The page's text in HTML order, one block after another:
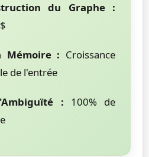
du Graphe :
Mémoire : Croissance
de l'entrée
: 100% de